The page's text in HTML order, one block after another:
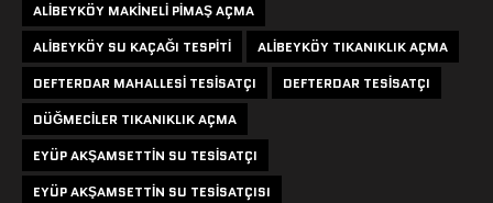
ALIBEYKÖY MAKINELI PIMAŞ AÇMA
ALIBEYKÖY SU KAÇAĞI TESPITI
ALIBEYKÖY TIKANIKLIK AÇMA
DEFTERDAR MAHALLESI TESISATÇI
DEFTERDAR TESISATÇI
DÜĞMECILER TIKANIKLIK AÇMA
EYÜP AKŞAMSETTIN SU TESISATÇI
EYÜP AKŞAMSETTIN SU TESISATÇISI